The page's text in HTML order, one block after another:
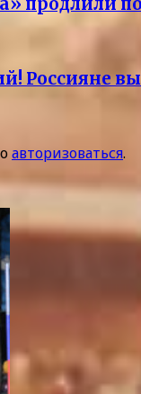
продлили
Россияне
авторизоваться.